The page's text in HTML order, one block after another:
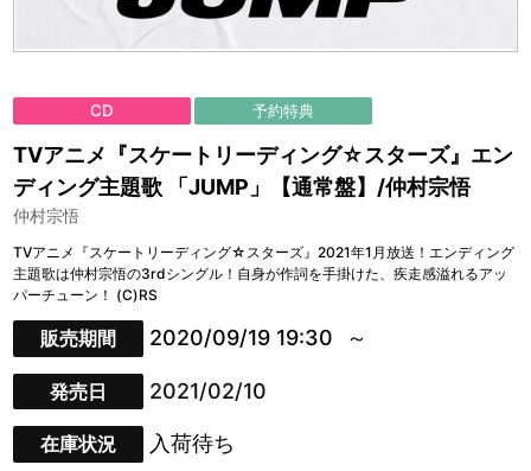
CD 予約特典
TVアニメ『スケートリーディング☆スターズ』エン
ディング主題歌 「JUMP」【通常盤】/仲村宗悟
仲村宗悟
TVアニメ『スケートリーディング☆スターズ』2021年1月放送！エンディング
主題歌は仲村宗悟の3rdシングル！自身が作詞を手掛けた、疾走感溢れるアッ
パーチューン！ (C)RS
販売期間 2020/09/19 19:30
発売日 2021/02/10
在庫状況 入荷待ち